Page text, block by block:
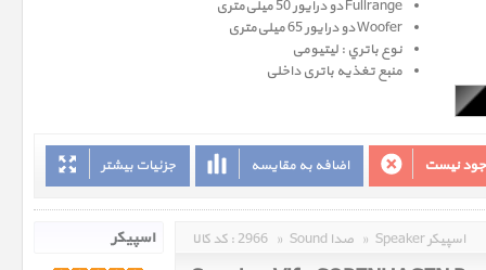
Fullrange دو درایور 50 میلی‌متری
Woofer دو درایور 65 میلی‌متری
نوع باتري : لیتیومی
منبع تغذيه باتری داخلی
جزئیات بیشتر اضافه به مقایسه نیست
کد کالا : 2966 » Sound صدا » Speaker اسپیکر